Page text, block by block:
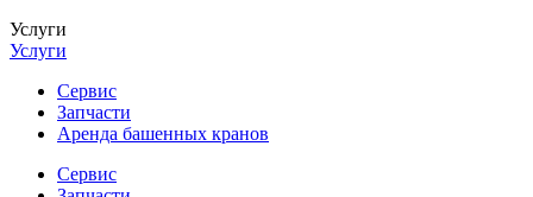
Услуги
Услуги
Сервис
Запчасти
Аренда башенных кранов
Сервис